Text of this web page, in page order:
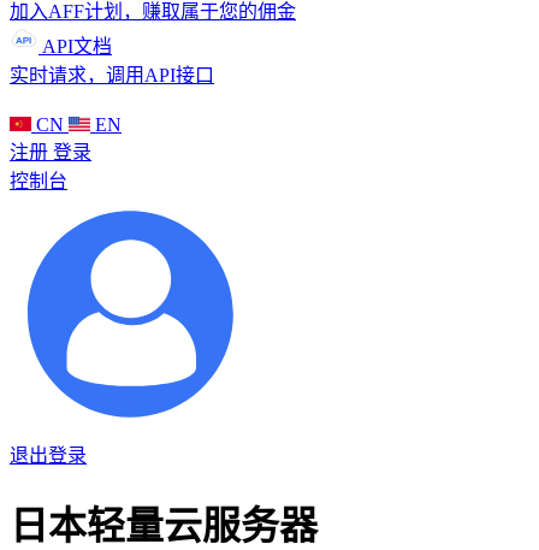
加入AFF计划，赚取属于您的佣金
API文档
实时请求，调用API接口
CN
EN
注册 登录
控制台
退出登录
日本轻量云服务器